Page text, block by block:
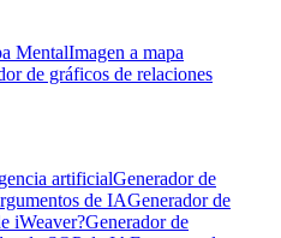
MentalImagen a mapa
de gráficos de relaciones
artificialGenerador de
de IAGenerador de
iWeaver?Generador de